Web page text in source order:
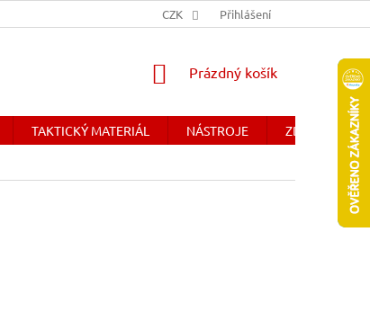
OBCHODNÉ PODMIENKY - SLOVENSKO DOPRAVA A PLATBA
CZK Přihlášení
NÁKUPNÍ
Prázdný košík
TAKTICKÝ MATERIÁL NÁSTROJE